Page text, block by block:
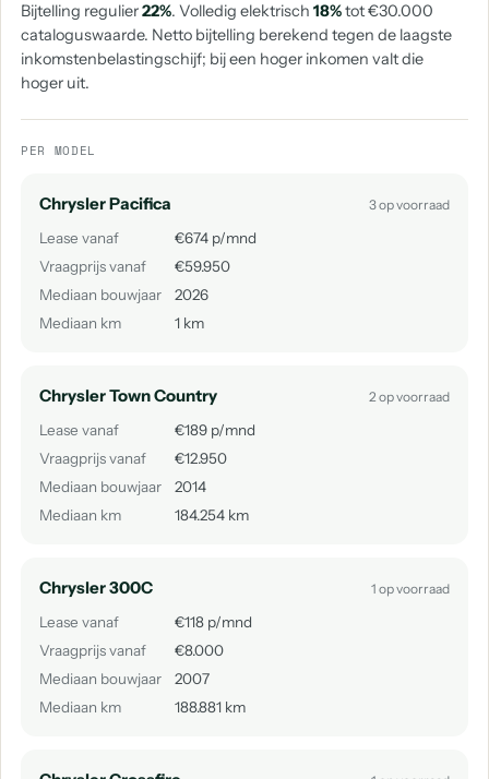
Bijtelling regulier22%. Volledig elektrisch 18%tot €30.000
cataloguswaarde. Netto bijtelling berekend tegen de laagste
inkomstenbelastingschijf; bij een hoger inkomen valt die
hoger uit.
PER MODEL
Chrysler Pacifica 3 op voorraad
Lease vanaf
€674 p/mnd
Vraagprijs vanaf
€59.950
Mediaan bouwjaar
2026
Mediaan km
1 km
Chrysler Town Country 2 op voorraad
Lease vanaf
€189 p/mnd
Vraagprijs vanaf
€12.950
Mediaan bouwjaar
2014
Mediaan km
184.254 km
Chrysler 300C 1 op voorraad
Lease vanaf
€118 p/mnd
Vraagprijs vanaf
€8.000
Mediaan bouwjaar
2007
Mediaan km
188.881 km